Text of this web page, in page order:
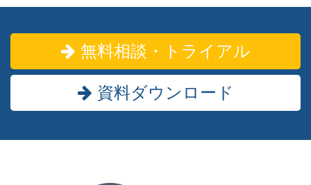
無料相談・トライアル
資料ダウンロード